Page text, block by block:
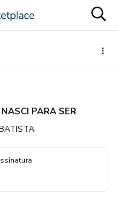
PARA SER